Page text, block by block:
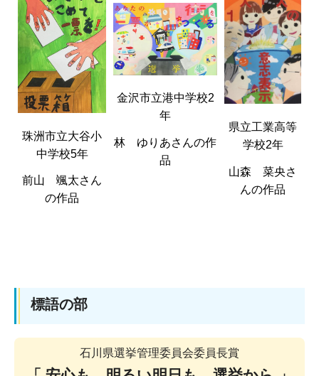
珠洲市立大谷小
中学校5年
前山 颯太さん
の作品
金沢市立港中学校2
年
林 ゆりあさんの作
品
県立工業高等
学校2年
山森 菜央さ
んの作品
標語の部
石川県選挙管理委員会委員長賞